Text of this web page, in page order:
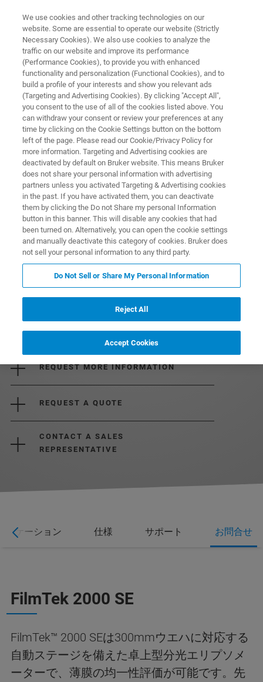
エリプソメトリー・反射率測定システム
FilmTek 2000 SE
マルチアングル反射率測定およびエリプソメ
トリーシステムが、パターン化されていない
ウエハ上の薄膜および多層フィルムの高感度
で正確な計測を実現します。
REQUEST MORE INFORMATION
REQUEST A QUOTE
CONTACT A SALES
REPRESENTATIVE
リケーション 仕様 サポート お問合せ
FilmTek 2000 SE
FilmTek™ 2000 SEは300mmウエハに対応する
自動ステージを備えた卓上型分光エリプソメ
ーターで、薄膜の均一性評価が可能です。先
We use cookies and other tracking technologies on our
website. Some are essential to operate our website (Strictly
Necessary Cookies). We also use cookies to analyze the
traffic on our website and improve its performance
(Performance Cookies), to provide you with enhanced
functionality and personalization (Functional Cookies), and to
build a profile of your interests and show you relevant ads
(Targeting and Advertising Cookies). By clicking "Accept All",
you consent to the use of all of the cookies listed above. You
can withdraw your consent or review your preferences at any
time by clicking on the Cookie Settings button on the bottom
left of the page. Please read our Cookie/Privacy Policy for
more information. Targeting and Advertising cookies are
deactivated by default on Bruker website. This means Bruker
does not share your personal information with advertising
partners unless you activated Targeting & Advertising cookies
in the past. If you have activated them, you can deactivate
them by clicking the Do not Share my personal Information
button in this banner. This will disable any cookies that had
been turned on. Alternatively, you can open the cookie settings
and manually deactivate this category of cookies. Bruker does
not sell your personal information to any third party.
Do Not Sell or Share My Personal Information
Reject All
Accept Cookies